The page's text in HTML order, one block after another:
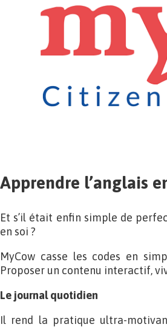
Apprendre l’anglais
Et s’il était enfin simple de
en soi ?
MyCow casse les codes en
Proposer un contenu interactif,
Le journal quotidien
Il rend la pratique ultra-